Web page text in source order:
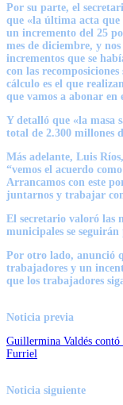
Por su parte, el
que «la última acta que
un incremento del 25
mes de diciembre, y
incrementos que se
con las
cálculo es el que
que vamos a abonar en
Y detalló que «la masa
total de 2.300 millones
Más adelante, Luis Ríos
“vemos el acuerdo
Arrancamos con este
juntarnos y trabajar
El secretario valoró las
municipales se
Por otro lado, anunció
trabajadores y un
que los trabajadores
Noticia previa
Guillermina Valdés contó
Furriel
Noticia siguiente